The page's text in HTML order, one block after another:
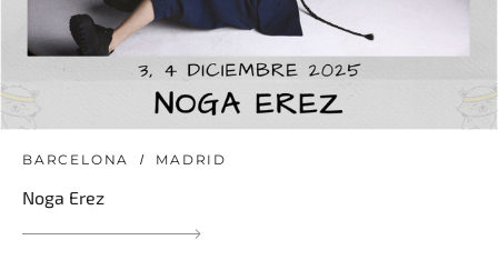
BARCELONA MADRID
Noga Erez